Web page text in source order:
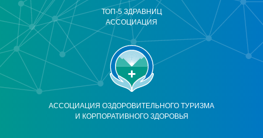
АССОЦИАЦИЯ ОЗДОРОВИТЕЛЬНОГО ТУРИЗМА
И КОРПОРАТИВНОГО ЗДОРОВЬЯ
ТОП-5 ЗДРАВНИЦ
АССОЦИАЦИЯ